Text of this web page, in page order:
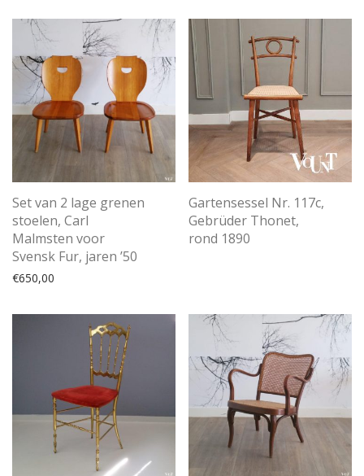
Set van 2 lage grenen
stoelen, Carl
Malmsten voor
Svensk Fur, jaren ’50
€650,00
Gartensessel Nr. 117c,
Gebrüder Thonet,
rond 1890